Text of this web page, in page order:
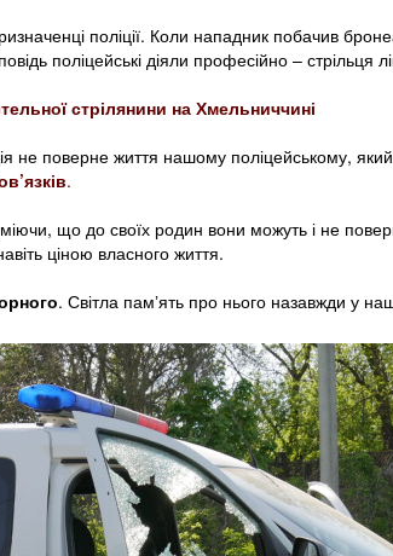
поліції. Коли нападник побачив
поліцейські діяли професійно – стрільця
стрілянини на Хмельниччині
не поверне життя нашому поліцейському, який
.
що до своїх родин вони можуть і не
ціною власного життя.
. Світла памʼять про нього назавжди у